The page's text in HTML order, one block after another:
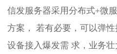
信发服务器采用分布式+微
方案， 若有必要，可以弹
设备接入爆发需 求，业务